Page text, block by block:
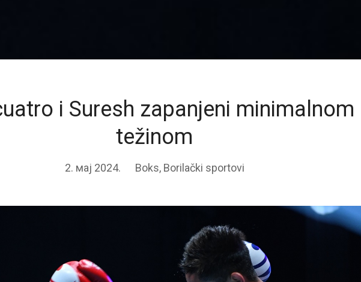
i Suresh zapanjeni minimalnom
težinom
2. мај 2024. Boks, Borilački sportovi